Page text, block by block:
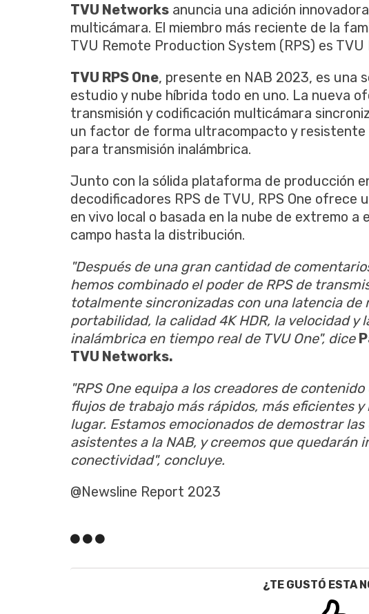
TVU Networks anuncia una adición
multicámara. El miembro más reciente de la
TVU Remote Production System (RPS) es TVU
TVU RPS One, presente en NAB 2023, es una
estudio y nube híbrida todo en uno. La nueva
transmisión y codificación multicámara
un factor de forma ultracompacto y resistente
para transmisión inalámbrica.
Junto con la sólida plataforma de producción
decodificadores RPS de TVU, RPS One ofrece
en vivo local o basada en la nube de extremo
campo hasta la distribución.
"Después de una gran cantidad de
hemos combinado el poder de RPS de
totalmente sincronizadas con una latencia de
portabilidad, la calidad 4K HDR, la velocidad
inalámbrica en tiempo real de TVU One", dice
TVU Networks.
"RPS One equipa a los creadores de
flujos de trabajo más rápidos, más eficientes
lugar. Estamos emocionados de demostrar las
asistentes a la NAB, y creemos que quedarán
conectividad", concluye.
@Newsline Report 2023
¿TE GUSTÓ ESTA